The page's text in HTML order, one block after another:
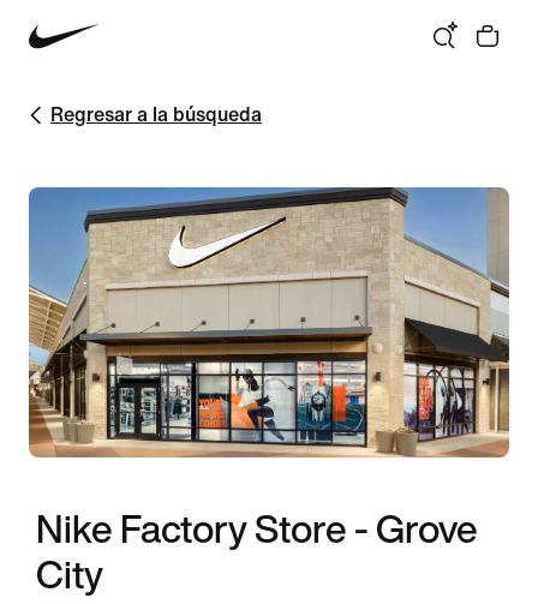
Regresar a la búsqueda
Nike Factory Store - Grove
City